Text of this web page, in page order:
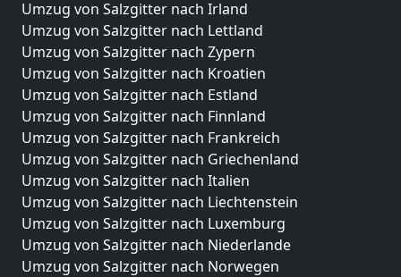
Umzug von Salzgitter nach Irland
Umzug von Salzgitter nach Lettland
Umzug von Salzgitter nach Zypern
Umzug von Salzgitter nach Kroatien
Umzug von Salzgitter nach Estland
Umzug von Salzgitter nach Finnland
Umzug von Salzgitter nach Frankreich
Umzug von Salzgitter nach Griechenland
Umzug von Salzgitter nach Italien
Umzug von Salzgitter nach Liechtenstein
Umzug von Salzgitter nach Luxemburg
Umzug von Salzgitter nach Niederlande
Umzug von Salzgitter nach Norwegen